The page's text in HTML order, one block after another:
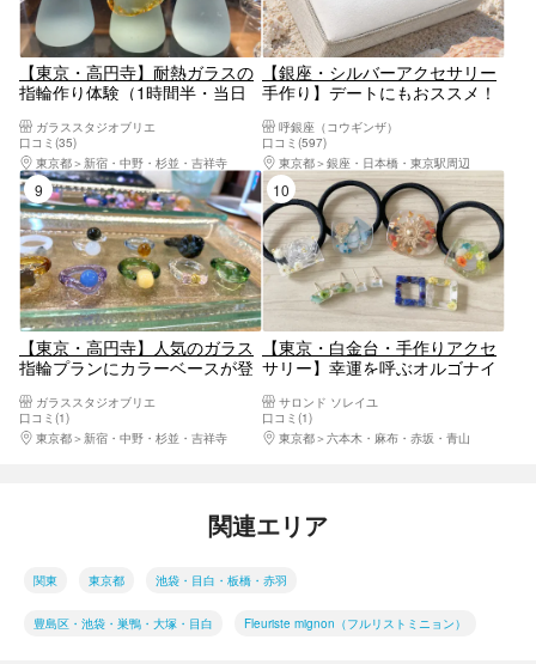
【東京・高円寺】耐熱ガラスの
指輪作り体験（1時間半・当日
ガラススタジオブリエ
口コミ(35)
東京都
新宿・中野・杉並・吉祥寺
【銀座・シルバーアクセサリー
手作り】デートにもおススメ！
グ作り体験
呼銀座（コウギンザ）
口コミ(597)
東京都
銀座・日本橋・東京駅周辺
9位
【東京・高円寺】人気のガラス
指輪プランにカラーベースが登
作り体験（1時間・当日持ち帰
り可）
ガラススタジオブリエ
口コミ(1)
東京都
新宿・中野・杉並・吉祥寺
10位
【東京・白金台・手作りアクセ
サリー】幸運を呼ぶオルゴナイ
サロンド ソレイユ
口コミ(1)
東京都
六本木・麻布・赤坂・青山
関連エリア
関東 東京都 池袋・目白・板橋・赤羽
豊島区・池袋・巣鴨・大塚・目白 Fleuriste mignon（フルリストミニョン）